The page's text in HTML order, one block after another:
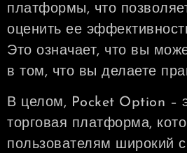
платформы, что
оценить ее
Это означает, что вы
в том, что вы делаете
В целом, Pocket Option –
торговая платформа,
пользователям широкий